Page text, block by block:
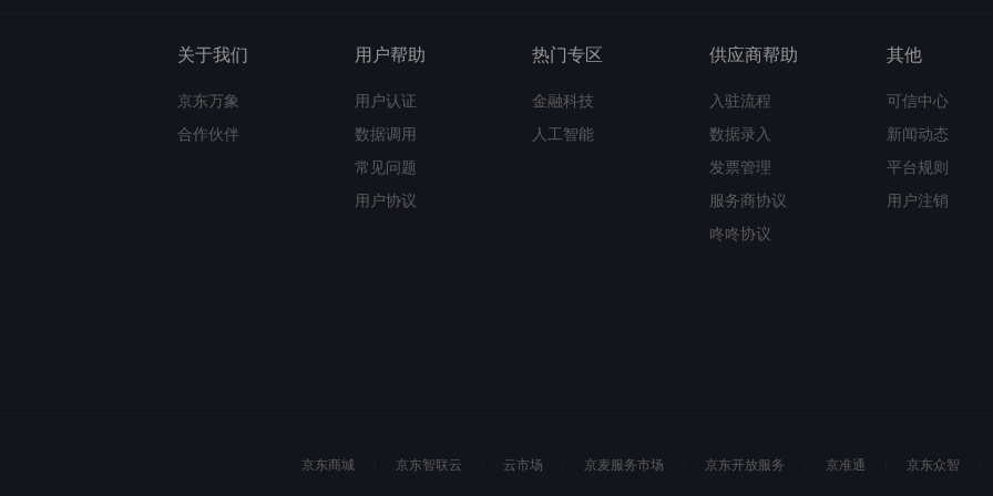
关于我们
京东万象
合作伙伴
用户帮助
用户认证
数据调用
常见问题
用户协议
热门专区
金融科技
人工智能
供应商帮助
入驻流程
数据录入
发票管理
服务商协议
咚咚协议
其他
可信中心
新闻动态
平台规则
用户注销
京东商城 京东智联云 云市场 京麦服务市场 京东开放服务 京准通 京东众智